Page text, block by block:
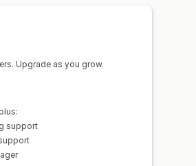
Upgrade as you grow.
support